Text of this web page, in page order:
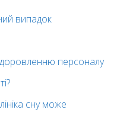
випадок
персоналу
сну може